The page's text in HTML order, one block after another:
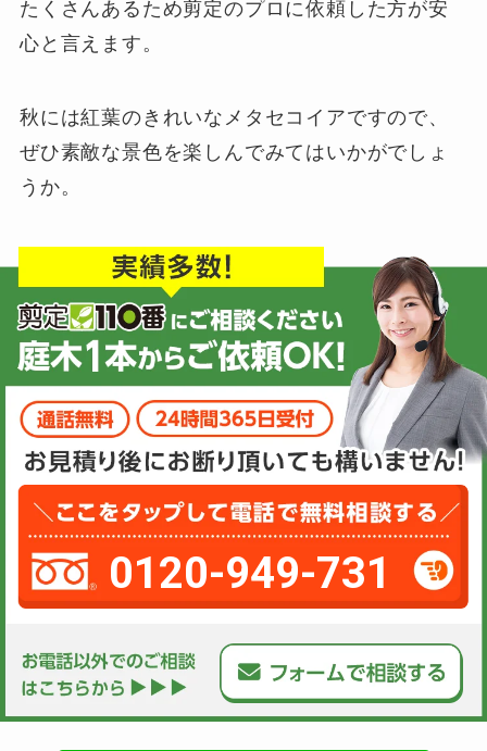
たくさんあるため剪定のプロに依頼した方が安
心と言えます。
秋には紅葉のきれいなメタセコイアですので、
ぜひ素敵な景色を楽しんでみてはいかがでしょ
うか。
0120-949-731